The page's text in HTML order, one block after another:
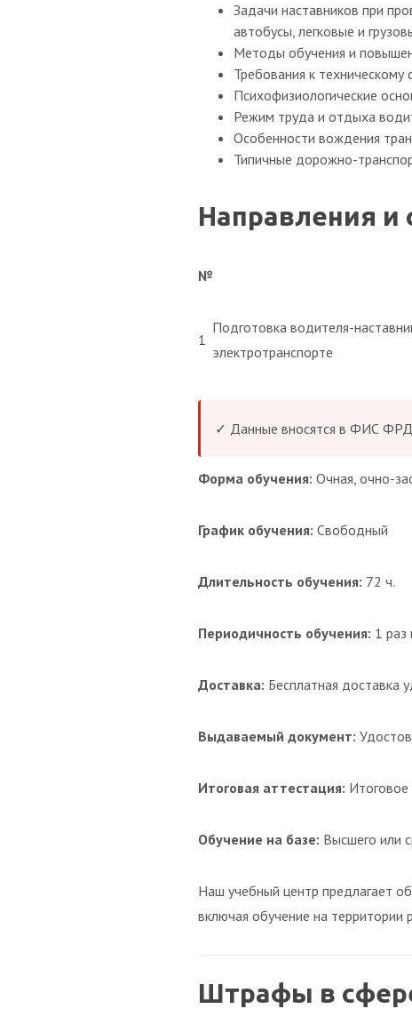
Задачи наставников при
автобусы, легковые и
Методы обучения и
Требования к
Психофизиологические
Режим труда и отдыха
Особенности вождения
Типичные дорожно-
Направления и
№
1
Подготовка водителя-
электротранспорте
✓ Данные вносятся в ФИС
Форма обучения: Очная, очно-
График обучения: Свободный
Длительность обучения: 72 ч.
Периодичность обучения: 1 раз
Доставка: Бесплатная доставка
Выдаваемый документ:
Итоговая аттестация: Итоговое
Обучение на базе: Высшего или
Наш учебный центр предлагает
включая обучение на
Штрафы в